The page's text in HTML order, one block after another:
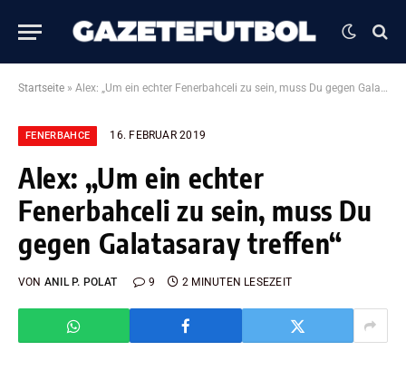
Startseite » Alex: „Um ein echter Fenerbahceli zu sein, muss Du gegen Galatasaray treffen“
FENERBAHCE 16. FEBRUAR 2019
Alex: „Um ein echter
Fenerbahceli zu sein, muss Du
gegen Galatasaray treffen“
VON ANIL P. POLAT 9 2 MINUTEN LESEZEIT